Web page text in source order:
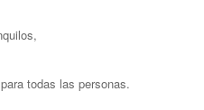
todas las personas.